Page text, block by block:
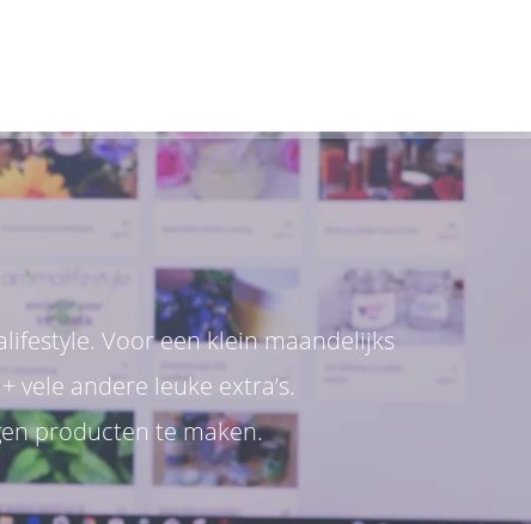
Voor een klein maandelijks
andere leuke extra’s.
producten te maken.